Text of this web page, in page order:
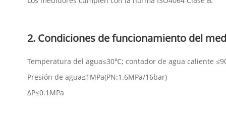
2. Condiciones de funcionamiento del
Temperatura del agua≤30℃; contador de agua caliente
Presión de agua≤1MPa(PN:1.6MPa/16bar)
ΔP≤0.1MPa